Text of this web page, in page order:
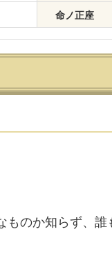
命ノ正座
ものか知らず、